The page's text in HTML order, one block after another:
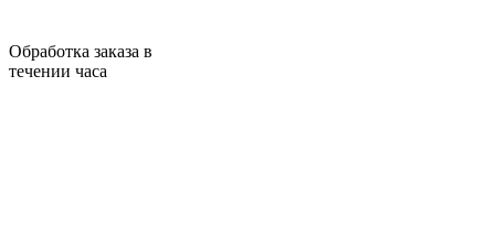
Обработка заказа в
течении часа